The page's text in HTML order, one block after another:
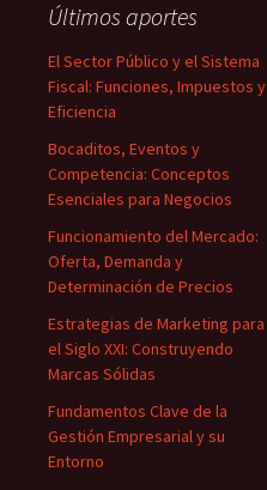
Últimos aportes
El Sector Público y el Sistema
Fiscal: Funciones, Impuestos y
Eficiencia
Bocaditos, Eventos y
Competencia: Conceptos
Esenciales para Negocios
Funcionamiento del Mercado:
Oferta, Demanda y
Determinación de Precios
Estrategias de Marketing para
el Siglo XXI: Construyendo
Marcas Sólidas
Fundamentos Clave de la
Gestión Empresarial y su
Entorno